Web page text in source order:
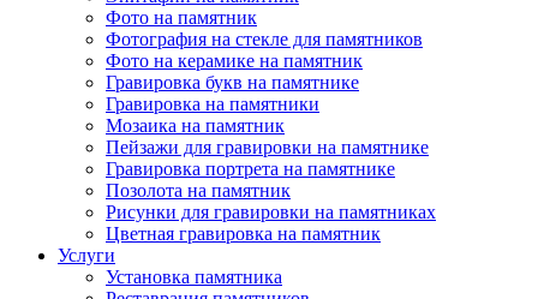
Фото на памятник
Фотография на стекле для памятников
Фото на керамике на памятник
Гравировка букв на памятнике
Гравировка на памятники
Мозаика на памятник
Пейзажи для гравировки на памятнике
Гравировка портрета на памятнике
Позолота на памятник
Рисунки для гравировки на памятниках
Цветная гравировка на памятник
Услуги
Установка памятника